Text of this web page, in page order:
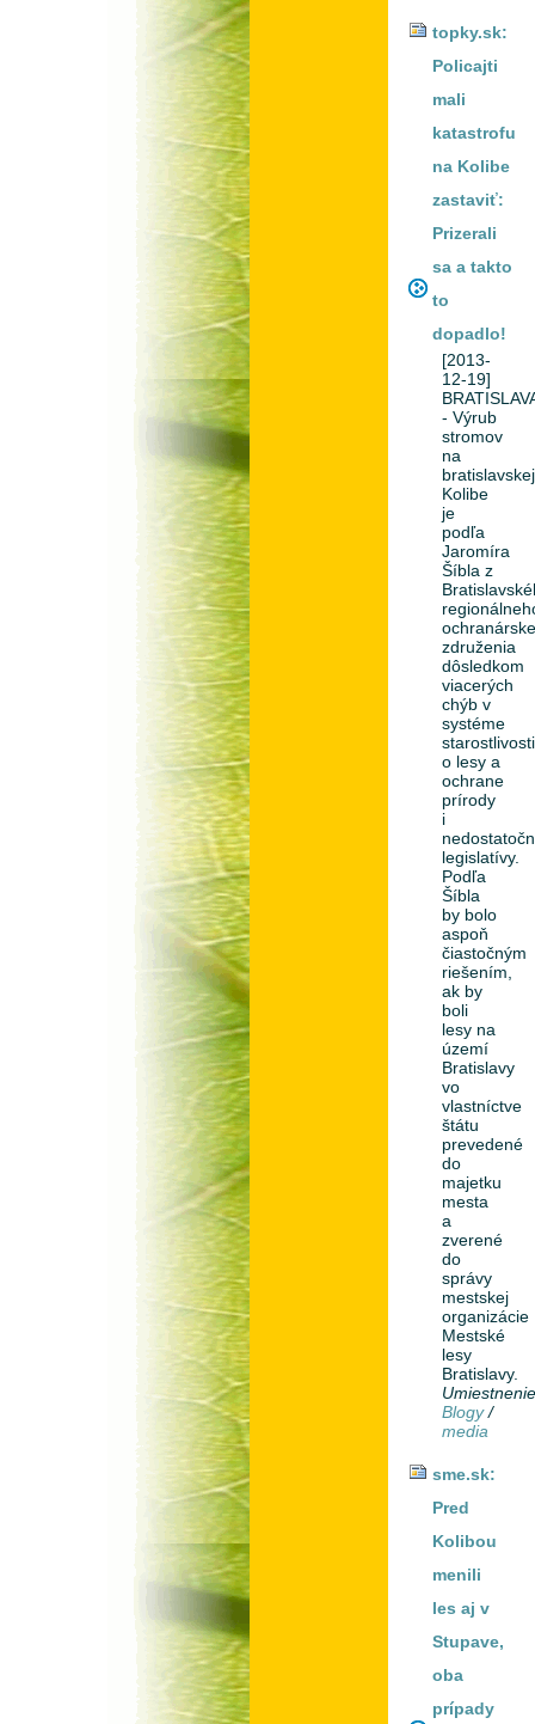
topky.sk:
Policajti
mali
katastrofu
na Kolibe
zastaviť:
Prizerali
sa a takto
to
dopadlo!
[2013-
12-19]
- Výrub
stromov
na
bratislavskej
Kolibe
je
podľa
Jaromíra
Šíbla z
združenia
dôsledkom
viacerých
chýb v
systéme
starostlivosti
o lesy a
ochrane
prírody
i
legislatívy.
Podľa
Šíbla
by bolo
aspoň
čiastočným
riešením,
ak by
boli
lesy na
území
Bratislavy
vo
vlastníctve
štátu
prevedené
do
majetku
mesta
a
zverené
do
správy
mestskej
organizácie
Mestské
lesy
Bratislavy.
Blogy /
media
sme.sk:
Pred
Kolibou
menili
les aj v
Stupave,
oba
prípady